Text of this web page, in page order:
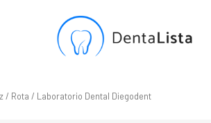
/ Rota / Laboratorio Dental Diegodent